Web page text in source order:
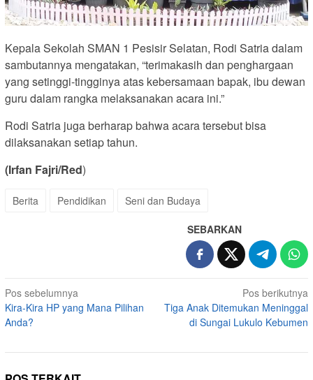
Kepala Sekolah SMAN 1 Pesisir Selatan, Rodi Satria dalam
sambutannya mengatakan, “terimakasih dan penghargaan
yang setinggi-tingginya atas kebersamaan bapak, ibu dewan
guru dalam rangka melaksanakan acara ini.”
Rodi Satria juga berharap bahwa acara tersebut bisa
dilaksanakan setiap tahun.
(Irfan Fajri/Red)
Berita Pendidikan Seni dan Budaya
SEBARKAN
Navigasi
pos
Pos sebelumnya
Kira-Kira HP yang Mana Pilihan
Anda?
Pos berikutnya
Tiga Anak Ditemukan Meninggal
di Sungai Lukulo Kebumen